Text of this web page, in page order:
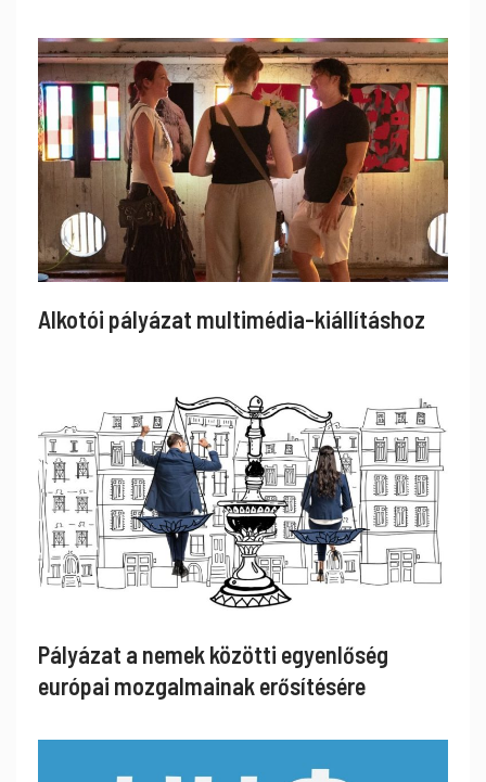
Alkotói pályázat multimédia-kiállításhoz
Pályázat a nemek közötti egyenlőség
európai mozgalmainak erősítésére